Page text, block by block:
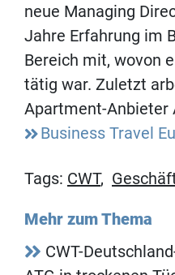
neue Managing
Jahre Erfahrung im
Bereich mit, wovon
tätig war. Zuletzt
Apartment-Anbieter
Business Travel
Tags: CWT,
Mehr zum Thema
CWT-